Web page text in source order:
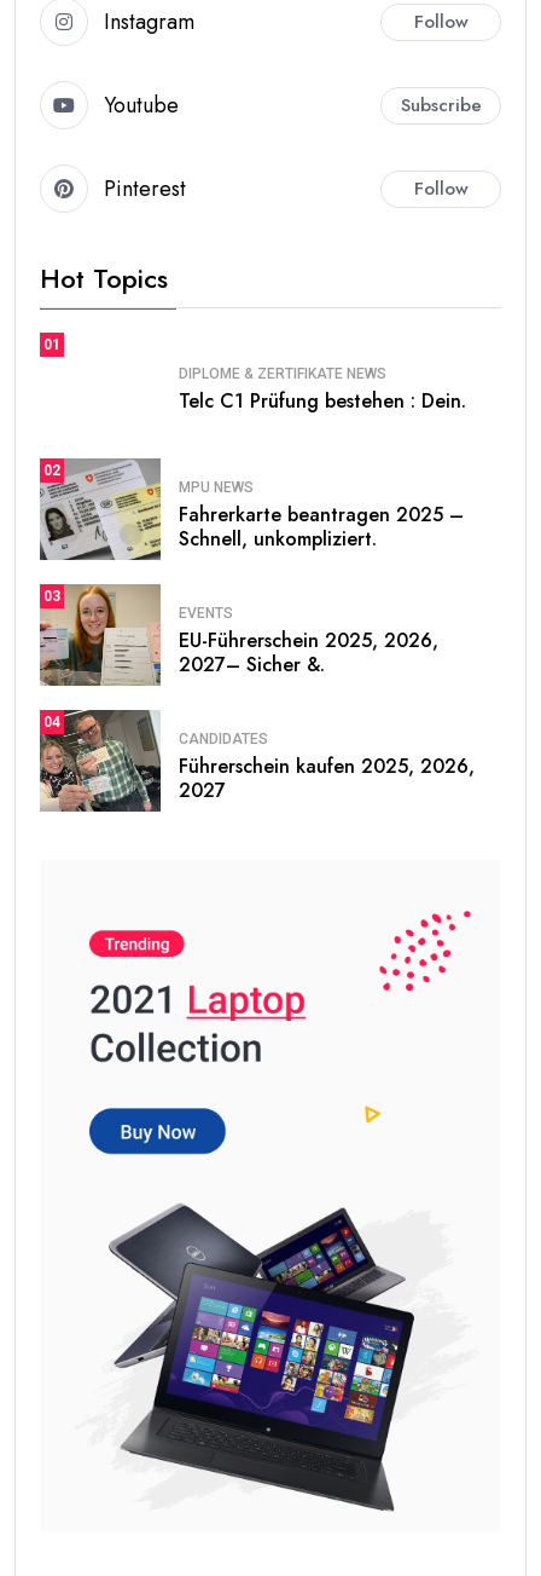
Instagram Follow
Youtube Subscribe
Pinterest Follow
Hot Topics
01
DIPLOME & ZERTIFIKATE NEWS
Telc C1 Prüfung bestehen : Dein.
02
MPU NEWS
Fahrerkarte beantragen 2025 –
Schnell, unkompliziert.
03
EVENTS
EU-Führerschein 2025, 2026,
2027– Sicher &.
04
CANDIDATES
Führerschein kaufen 2025, 2026,
2027